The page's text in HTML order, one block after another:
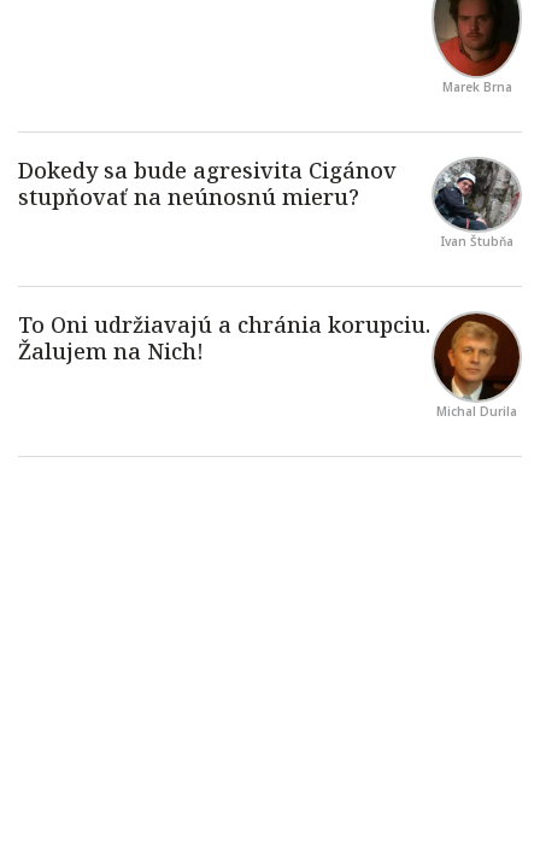
Marek Brna
Ivan Štubňa
Michal Durila